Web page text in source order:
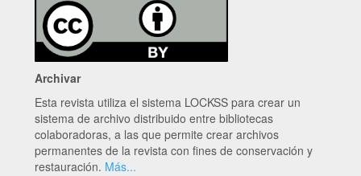
Archivar
Esta revista utiliza el sistema LOCKSS para crear un
sistema de archivo distribuido entre bibliotecas
colaboradoras, a las que permite crear archivos
permanentes de la revista con fines de conservación y
restauración. Más...